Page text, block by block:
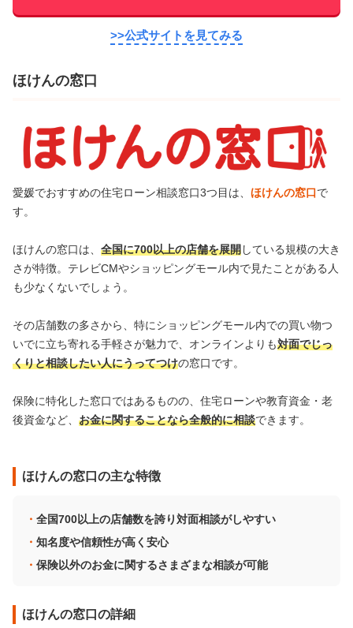
>>公式サイトを見てみる
ほけんの窓口
愛媛でおすすめの住宅ローン相談窓口3つ目は、 ほけんの窓口で
す。
ほけんの窓口は、 全国に700以上の店舗を展開している規模の大き
さが特徴。テレビCMやショッピングモール内で見たことがある人
も少なくないでしょう。
その店舗数の多さから、特にショッピングモール内での買い物つ
いでに立ち寄れる手軽さが魅力で、オンラインよりも対面でじっ
くりと相談したい人にうってつけの窓口です。
保険に特化した窓口ではあるものの、住宅ローンや教育資金・老
後資金など、 お金に関することなら全般的に相談できます。
ほけんの窓口の主な特徴
全国700以上の店舗数を誇り対面相談がしやすい
知名度や信頼性が高く安心
保険以外のお金に関するさまざまな相談が可能
ほけんの窓口の詳細